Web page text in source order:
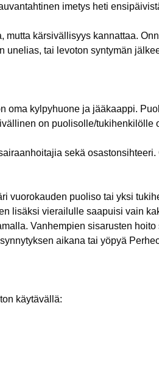
imetys heti
kärsivällisyys kannattaa.
unelias, tai levoton syntymän
oma kylpyhuone ja jääkaappi.
on puolisolle/
sekä
vuorokauden puoliso tai yksi
lisäksi vierailulle saapuisi vain
Vanhempien sisarusten
aikana tai yöpyä
käytävällä: